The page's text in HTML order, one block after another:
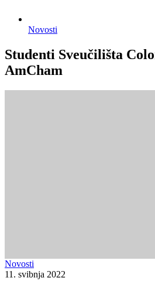
Novosti
Studenti Sveučilišta
AmCham
Novosti
11. svibnja 2022